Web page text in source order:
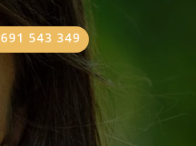
691 543 349